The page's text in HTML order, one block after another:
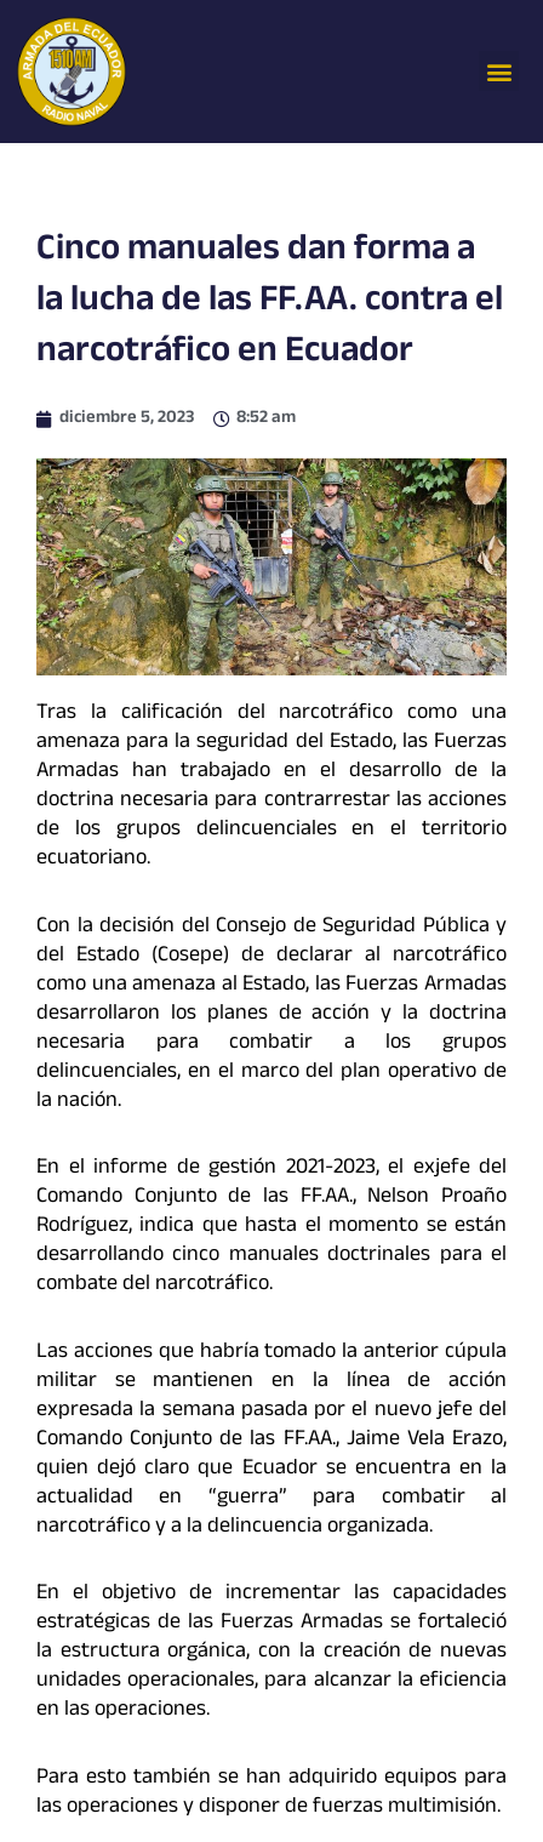
contenido
Cinco manuales dan forma a
la lucha de las FF.AA. contra el
narcotráfico en Ecuador
diciembre 5, 2023 8:52 am
Tras la calificación del narcotráfico como una
amenaza para la seguridad del Estado, las Fuerzas
Armadas han trabajado en el desarrollo de la
doctrina necesaria para contrarrestar las acciones
de los grupos delincuenciales en el territorio
ecuatoriano.
Con la decisión del Consejo de Seguridad Pública y
del Estado (Cosepe) de declarar al narcotráfico
como una amenaza al Estado, las Fuerzas Armadas
desarrollaron los planes de acción y la doctrina
necesaria para combatir a los grupos
delincuenciales, en el marco del plan operativo de
la nación.
En el informe de gestión 2021-2023, el exjefe del
Comando Conjunto de las FF.AA., Nelson Proaño
Rodríguez, indica que hasta el momento se están
desarrollando cinco manuales doctrinales para el
combate del narcotráfico.
Las acciones que habría tomado la anterior cúpula
militar se mantienen en la línea de acción
expresada la semana pasada por el nuevo jefe del
Comando Conjunto de las FF.AA., Jaime Vela Erazo,
quien dejó claro que Ecuador se encuentra en la
actualidad en “guerra” para combatir al
narcotráfico y a la delincuencia organizada.
En el objetivo de incrementar las capacidades
estratégicas de las Fuerzas Armadas se fortaleció
la estructura orgánica, con la creación de nuevas
unidades operacionales, para alcanzar la eficiencia
en las operaciones.
Para esto también se han adquirido equipos para
las operaciones y disponer de fuerzas multimisión.